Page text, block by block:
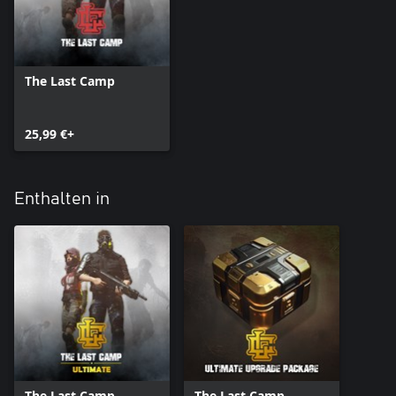
The Last Camp
25,99 €+
Enthalten in